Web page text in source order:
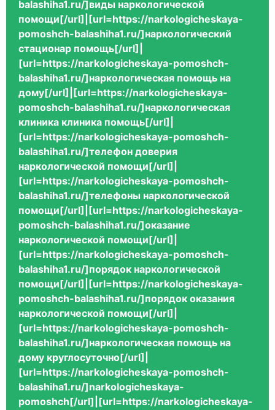
balashiha1.ru/]виды наркологической
помощи[/url]|[url=https://narkologicheskaya-
pomoshch-balashiha1.ru/]наркологический
стационар помощь[/url]|
[url=https://narkologicheskaya-pomoshch-
balashiha1.ru/]наркологическая помощь на
дому[/url]|[url=https://narkologicheskaya-
pomoshch-balashiha1.ru/]наркологическая
клиника клиника помощь[/url]|
[url=https://narkologicheskaya-pomoshch-
balashiha1.ru/]телефон доверия
наркологической помощи[/url]|
[url=https://narkologicheskaya-pomoshch-
balashiha1.ru/]телефоны наркологической
помощи[/url]|[url=https://narkologicheskaya-
pomoshch-balashiha1.ru/]оказание
наркологической помощи[/url]|
[url=https://narkologicheskaya-pomoshch-
balashiha1.ru/]порядок наркологической
помощи[/url]|[url=https://narkologicheskaya-
pomoshch-balashiha1.ru/]порядок оказания
наркологической помощи[/url]|
[url=https://narkologicheskaya-pomoshch-
balashiha1.ru/]наркологическая помощь на
дому круглосуточно[/url]|
[url=https://narkologicheskaya-pomoshch-
balashiha1.ru/]narkologicheskaya-
pomoshch[/url]|[url=https://narkologicheskaya-